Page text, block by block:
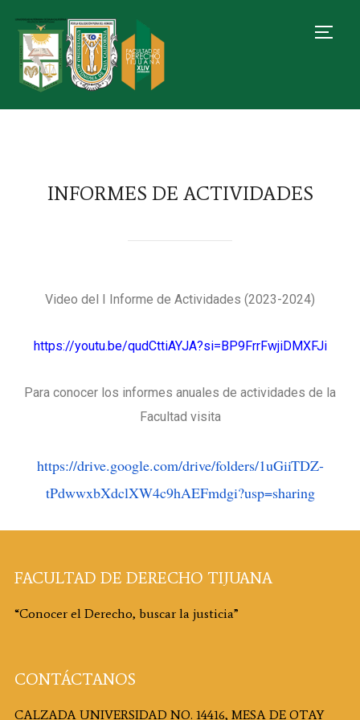
INFORMES DE ACTIVIDADES
Video del I Informe de Actividades (2023-2024)
https://youtu.be/qudCttiAYJA?si=BP9FrrFwjiDMXFJi
Para conocer los informes anuales de actividades de la
Facultad visita
https://drive.google.com/drive/folders/1uGiiTDZ-
tPdwwxbXdclXW4c9hAEFmdgi?usp=sharing
FACULTAD DE DERECHO TIJUANA
“Conocer el Derecho, buscar la justicia”
CONTÁCTANOS
CALZADA UNIVERSIDAD NO. 14416, MESA DE OTAY